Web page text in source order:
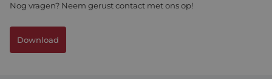
Nog vragen? Neem gerust contact met ons op!
Download